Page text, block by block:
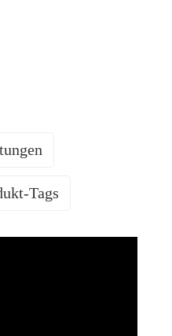
Tags